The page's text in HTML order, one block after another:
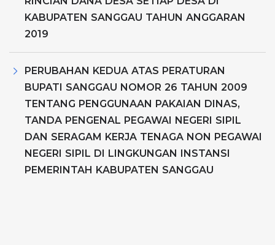
KABUPATEN SANGGAU TAHUN ANGGARAN
2019
PERUBAHAN KEDUA ATAS PERATURAN
BUPATI SANGGAU NOMOR 26 TAHUN 2009
TENTANG PENGGUNAAN PAKAIAN DINAS,
TANDA PENGENAL PEGAWAI NEGERI SIPIL
DAN SERAGAM KERJA TENAGA NON PEGAWAI
NEGERI SIPIL DI LINGKUNGAN INSTANSI
PEMERINTAH KABUPATEN SANGGAU